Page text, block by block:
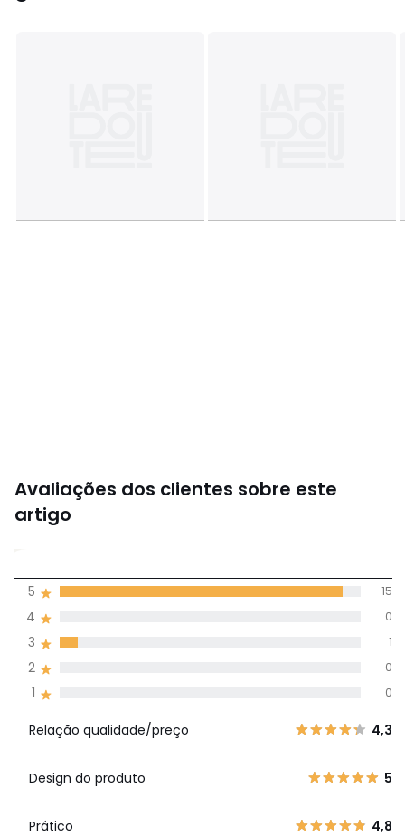
Avaliações dos clientes sobre este
artigo
4,9
(16)
1
3
qualidade/preço
4,3
produto
1 0
2 0
3 1
4 0
5 15
Relação qualidade/preço 4,3
Design do produto 5
Prático 4,8